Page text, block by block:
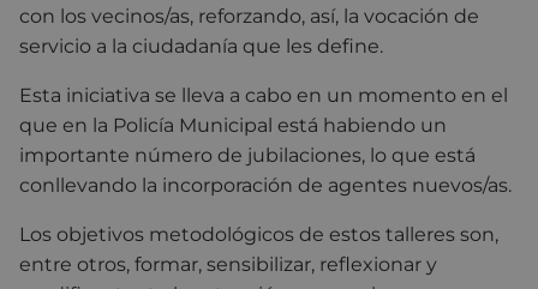
con los vecinos/as, reforzando, así, la vocación de
servicio a la ciudadanía que les define.
Esta iniciativa se lleva a cabo en un momento en el
que en la Policía Municipal está habiendo un
importante número de jubilaciones, lo que está
conllevando la incorporación de agentes nuevos/as.
Los objetivos metodológicos de estos talleres son,
entre otros, formar, sensibilizar, reflexionar y